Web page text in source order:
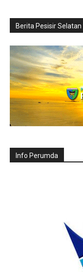
Berita Pesisir Selatan
Info Perumda